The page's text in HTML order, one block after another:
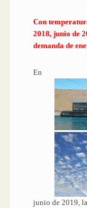
Con
2018, junio de
demanda de
En
junio de 2019,